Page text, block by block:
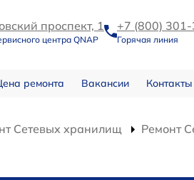
проспект, 1
центра QNAP
+7 (800)
Горячая линия
ремонта Вакансии Контакты
Сетевых хранилищ
Ремонт